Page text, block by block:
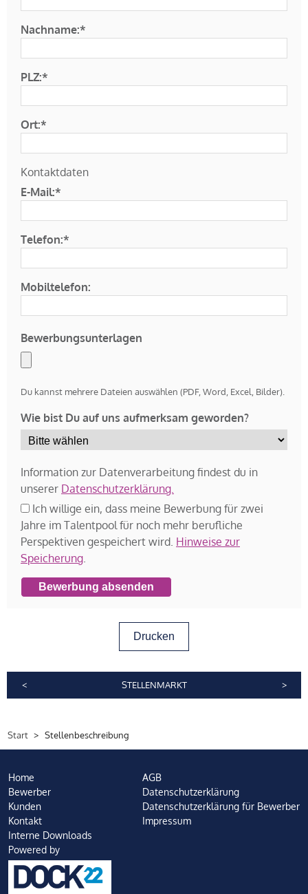
Nachname:*
PLZ:*
Ort:*
Kontaktdaten
E-Mail:*
Telefon:*
Mobiltelefon:
Bewerbungsunterlagen
Du kannst mehrere Dateien auswählen (PDF, Word, Excel, Bilder).
Wie bist Du auf uns aufmerksam geworden?
Information zur Datenverarbeitung findest du in
unserer Datenschutzerklärung.
Ich willige ein, dass meine Bewerbung für zwei
Jahre im Talentpool für noch mehr berufliche
Perspektiven gespeichert wird. Hinweise zur
Speicherung.
Bewerbung absenden
Drucken
< >
STELLENMARKT
Start Stellenbeschreibung
Home
Bewerber
Kunden
Kontakt
Interne Downloads
AGB
Datenschutzerklärung
Datenschutzerklärung für Bewerber
Impressum
Powered by